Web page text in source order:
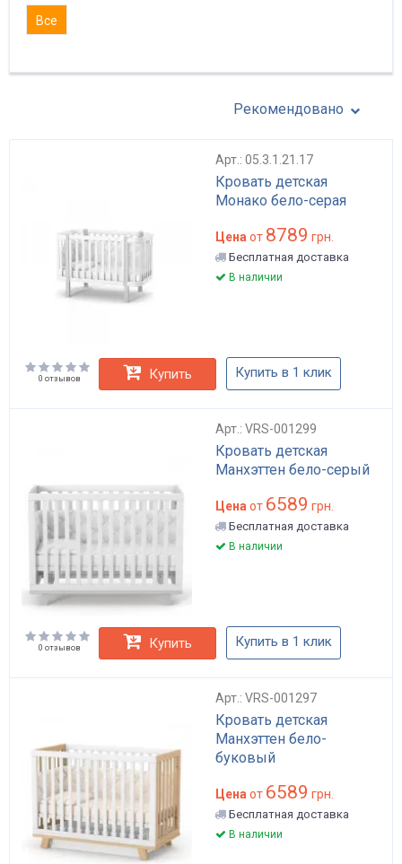
Все
Рекомендовано
Арт.: 05.3.1.21.17
Кровать детская
Монако бело-серая
Цена от 8789 грн.
Бесплатная доставка
В наличии
0 отзывов Купить Купить в 1 клик
Арт.: VRS-001299
Кровать детская
Манхэттен бело-серый
Цена от 6589 грн.
Бесплатная доставка
В наличии
0 отзывов Купить Купить в 1 клик
Арт.: VRS-001297
Кровать детская
Манхэттен бело-
буковый
Цена от 6589 грн.
Бесплатная доставка
В наличии